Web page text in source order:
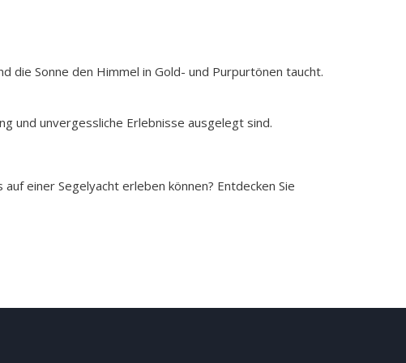
die Sonne den Himmel in Gold- und Purpurtönen taucht.
und unvergessliche Erlebnisse ausgelegt sind.
einer Segelyacht erleben können? Entdecken Sie